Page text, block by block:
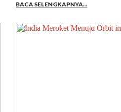
BACA SELENGKAPNYA...